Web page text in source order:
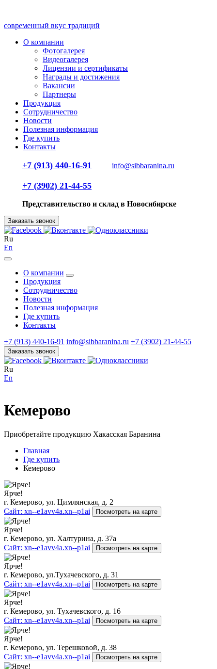
современный вкус традиций
О компании
Фотогалерея
Видеогалерея
Лицензии и сертификаты
Награды и достижения
Вакансии
Партнеры
Продукция
Сотрудничество
Новости
Полезная информация
Где купить
Контакты
+7 (913) 440-16-91 info@sibbaranina.ru
+7 (3902) 21-44-55
Представительство и склад в Новосибирске
Заказать звонок
Ru
En
О компании
Продукция
Сотрудничество
Новости
Полезная информация
Где купить
Контакты
+7 (913) 440-16-91 info@sibbaranina.ru +7 (3902) 21-44-55
Заказать звонок
Ru
En
Кемерово
Приобретайте продукцию Хакасская Баранина
Главная
Где купить
Кемерово
Ярче!
г. Кемерово, ул. Цимлянская, д. 2
Сайт: xn--e1avv4a.xn--p1ai
Посмотреть на карте
Ярче!
г. Кемерово, ул. Халтурина, д. 37а
Сайт: xn--e1avv4a.xn--p1ai
Посмотреть на карте
Ярче!
г. Кемерово, ул.Тухачевского, д. 31
Сайт: xn--e1avv4a.xn--p1ai
Посмотреть на карте
Ярче!
г. Кемерово, ул. Тухачевского, д. 16
Сайт: xn--e1avv4a.xn--p1ai
Посмотреть на карте
Ярче!
г. Кемерово, ул. Терешковой, д. 38
Сайт: xn--e1avv4a.xn--p1ai
Посмотреть на карте